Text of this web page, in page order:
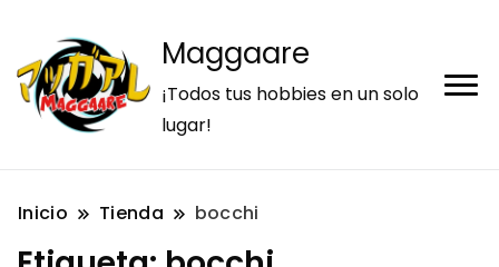
Maggaare
¡Todos tus hobbies en un solo
lugar!
Inicio Tienda bocchi